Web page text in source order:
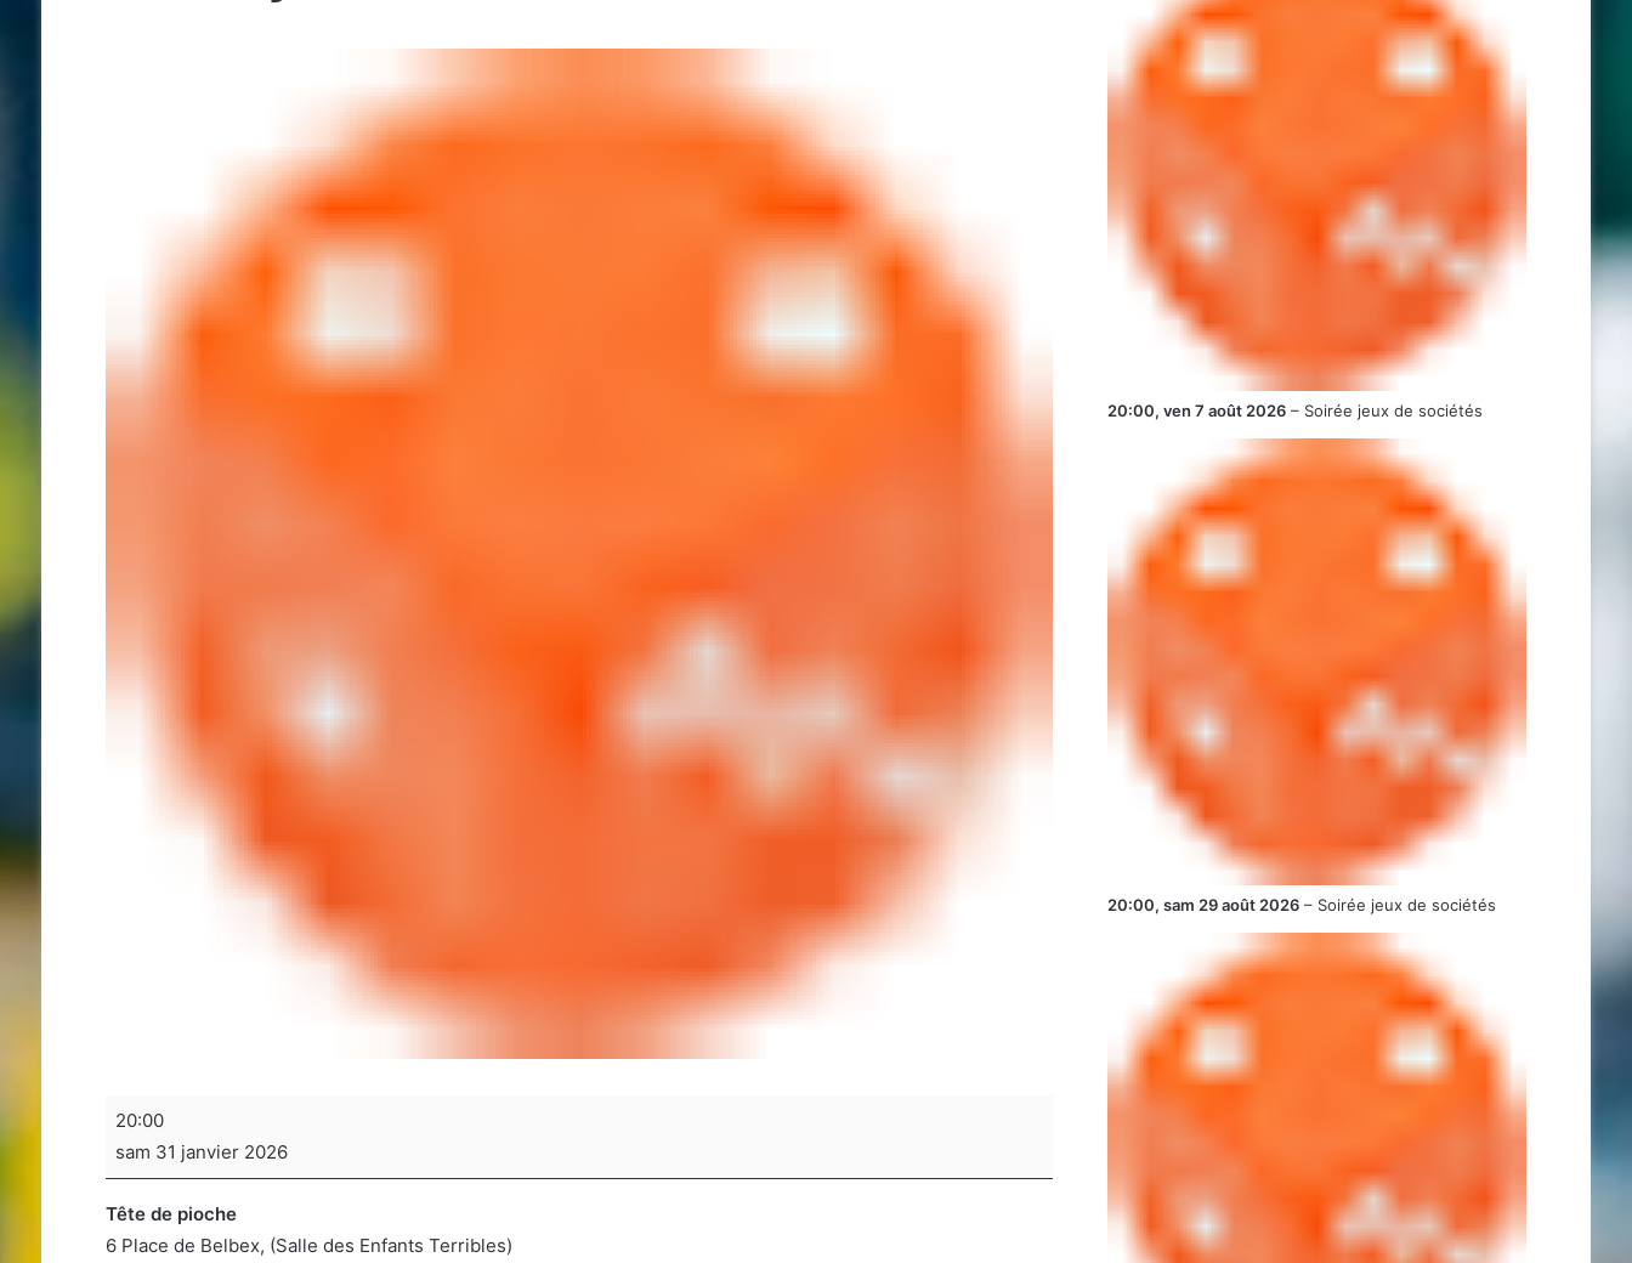
Soirée
de
sociétés
20:00
sam 31 janvier 2026
Tête de pioche
6 Place de Belbex (Salle des Enfants Terribles)
20:00, ven 7 août 2026 – Soirée jeux de sociétés
20:00, sam 29 août 2026 – Soirée jeux de sociétés